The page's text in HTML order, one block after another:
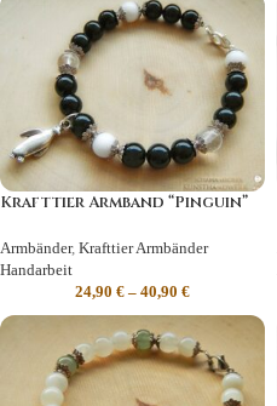
Krafttier Armband “Pinguin”
Armbänder, Krafttier Armbänder
Handarbeit
24,90 € – 40,90 €